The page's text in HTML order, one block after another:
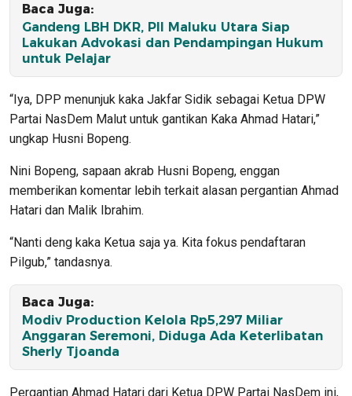
Baca Juga:
Gandeng LBH DKR, PII Maluku Utara Siap
Lakukan Advokasi dan Pendampingan Hukum
untuk Pelajar
“Iya, DPP menunjuk kaka Jakfar Sidik sebagai Ketua DPW
Partai NasDem Malut untuk gantikan Kaka Ahmad Hatari,”
ungkap Husni Bopeng.
Nini Bopeng, sapaan akrab Husni Bopeng, enggan
memberikan komentar lebih terkait alasan pergantian Ahmad
Hatari dan Malik Ibrahim.
“Nanti deng kaka Ketua saja ya. Kita fokus pendaftaran
Pilgub,” tandasnya.
Baca Juga:
Modiv Production Kelola Rp5,297 Miliar
Anggaran Seremoni, Diduga Ada Keterlibatan
Sherly Tjoanda
Pergantian Ahmad Hatari dari Ketua DPW Partai NasDem ini,